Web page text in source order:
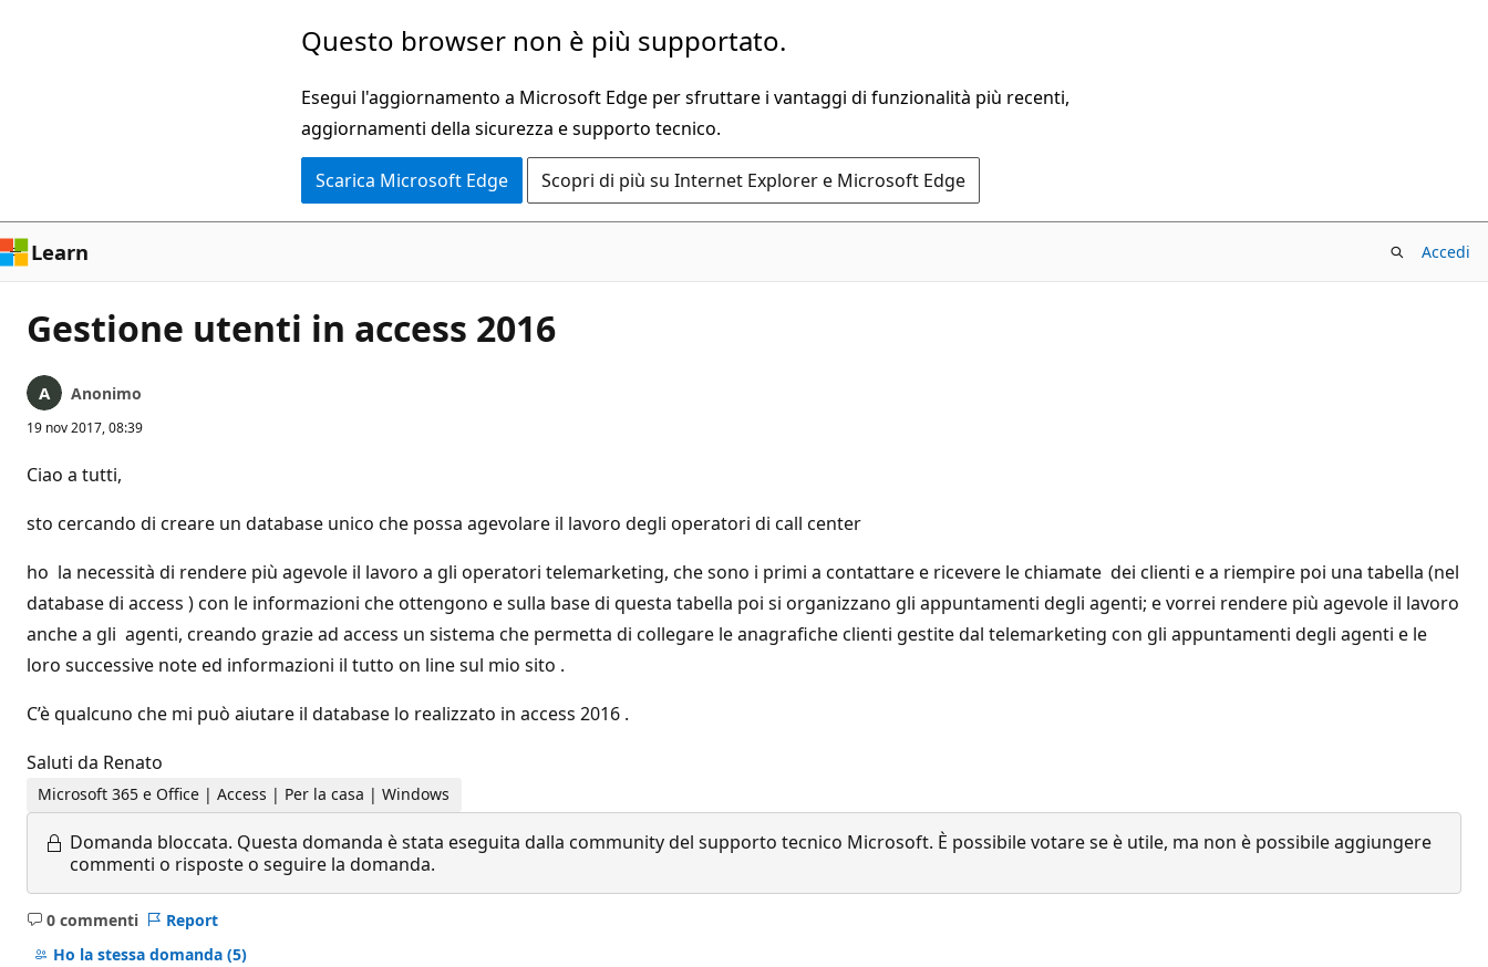
Questo browser non è più supportato.
Esegui l'aggiornamento a Microsoft Edge per sfruttare i vantaggi di funzionalità più recenti,
aggiornamenti della sicurezza e supporto tecnico.
Scarica Microsoft Edge Scopri di più su Internet Explorer e Microsoft Edge
Learn Accedi
Gestione utenti in access 2016
Anonimo
19 nov 2017, 08:39
Ciao a tutti,
sto cercando di creare un database unico che possa agevolare il lavoro degli operatori di call center
ho la necessità di rendere più agevole il lavoro a gli operatori telemarketing, che sono i primi a contattare e ricevere le chiamate dei clienti e a riempire poi una tabella (nel
database di access ) con le informazioni che ottengono e sulla base di questa tabella poi si organizzano gli appuntamenti degli agenti; e vorrei rendere più agevole il lavoro
anche a gli agenti, creando grazie ad access un sistema che permetta di collegare le anagrafiche clienti gestite dal telemarketing con gli appuntamenti degli agenti e le
loro successive note ed informazioni il tutto on line sul mio sito .
C’è qualcuno che mi può aiutare il database lo realizzato in access 2016 .
Saluti da Renato
Microsoft 365 e Office | Access | Per la casa | Windows
Domanda bloccata. Questa domanda è stata eseguita dalla community del supporto tecnico Microsoft. È possibile votare se è utile, ma non è possibile aggiungere
commenti o risposte o seguire la domanda.
0 commenti
Nessun
commento
Report
Ho la stessa domanda (5)